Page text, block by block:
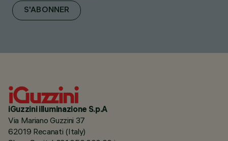
S'ABONNER
iGuzzini illuminazione S.p.A
Via Mariano Guzzini 37
62019 Recanati (Italy)